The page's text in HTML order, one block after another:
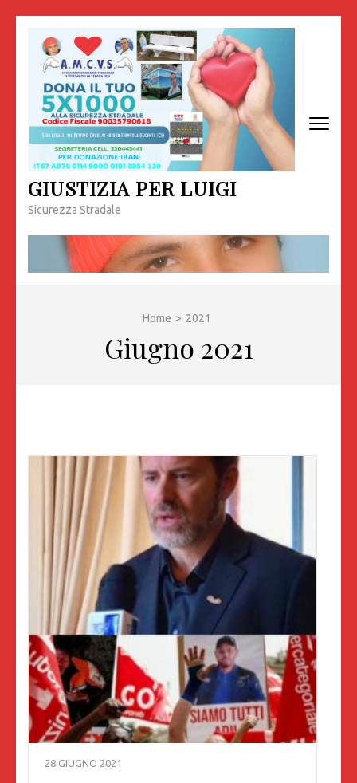
contenuto
(premi
invio)
GIUSTIZIA PER LUIGI
Sicurezza Stradale
Home > 2021
Giugno 2021
28 GIUGNO 2021